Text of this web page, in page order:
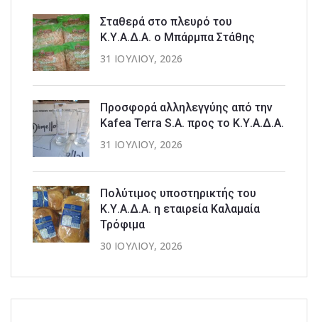
Σταθερά στο πλευρό του
Κ.Υ.Α.Δ.Α. ο Μπάρμπα Στάθης
31 ΙΟΥΛΊΟΥ, 2026
Προσφορά αλληλεγγύης από την
Kafea Terra S.A. προς το Κ.Υ.Α.Δ.Α.
31 ΙΟΥΛΊΟΥ, 2026
Πολύτιμος υποστηρικτής του
Κ.Υ.Α.Δ.Α. η εταιρεία Καλαμαία
Τρόφιμα
30 ΙΟΥΛΊΟΥ, 2026